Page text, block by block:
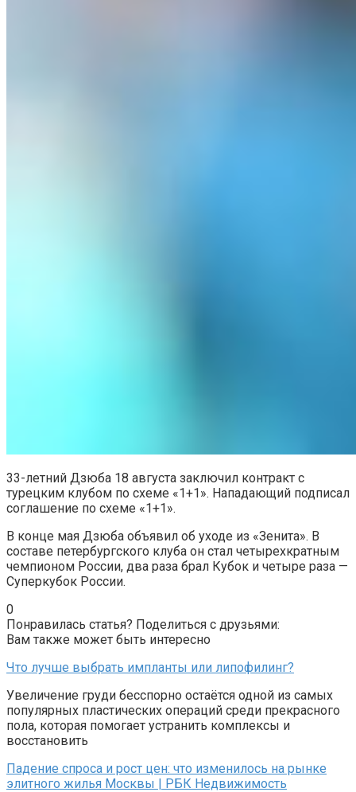
33-летний Дзюба 18 августа заключил контракт с
турецким клубом по схеме «1+1». Нападающий подписал
соглашение по схеме «1+1».
В конце мая Дзюба объявил об уходе из «Зенита». В
составе петербургского клуба он стал четырехкратным
чемпионом России, два раза брал Кубок и четыре раза —
Суперкубок России.
0
Понравилась статья? Поделиться с друзьями:
Вам также может быть интересно
Что лучше выбрать импланты или липофилинг?
Увеличение груди бесспорно остаётся одной из самых
популярных пластических операций среди прекрасного
пола, которая помогает устранить комплексы и
восстановить
Падение спроса и рост цен: что изменилось на рынке
элитного жилья Москвы | РБК Недвижимость